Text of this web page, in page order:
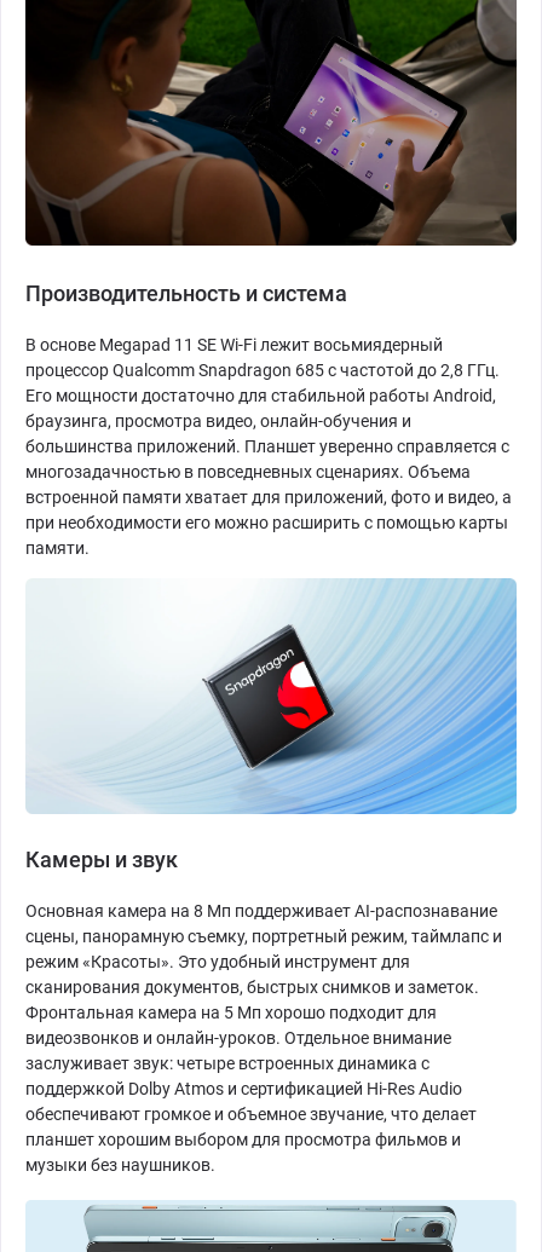
Производительность и система
В основе Megapad 11 SE Wi-Fi лежит восьмиядерный
процессор Qualcomm Snapdragon 685 с частотой до 2,8 ГГц.
Его мощности достаточно для стабильной работы Android,
браузинга, просмотра видео, онлайн-обучения и
большинства приложений. Планшет уверенно справляется с
многозадачностью в повседневных сценариях. Объема
встроенной памяти хватает для приложений, фото и видео, а
при необходимости его можно расширить с помощью карты
памяти.
Камеры и звук
Основная камера на 8 Мп поддерживает AI-распознавание
сцены, панорамную съемку, портретный режим, таймлапс и
режим «Красоты». Это удобный инструмент для
сканирования документов, быстрых снимков и заметок.
Фронтальная камера на 5 Мп хорошо подходит для
видеозвонков и онлайн-уроков. Отдельное внимание
заслуживает звук: четыре встроенных динамика с
поддержкой Dolby Atmos и сертификацией Hi-Res Audio
обеспечивают громкое и объемное звучание, что делает
планшет хорошим выбором для просмотра фильмов и
музыки без наушников.